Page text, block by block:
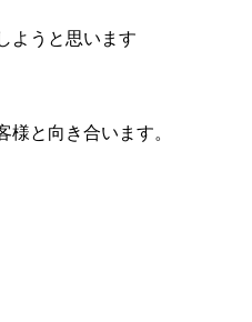
ようと思います
様と向き合います。